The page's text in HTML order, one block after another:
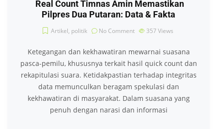
Real Count Timnas Amin Memastikan
Pilpres Dua Putaran: Data & Fakta
Artikel, politik No Comment 357 Views
Ketegangan dan kekhawatiran mewarnai suasana
pasca-pemilu, khususnya terkait hasil quick count dan
rekapitulasi suara. Ketidakpastian terhadap integritas
data memunculkan beragam spekulasi dan
kekhawatiran di masyarakat. Dalam suasana yang
penuh dengan narasi dan informasi